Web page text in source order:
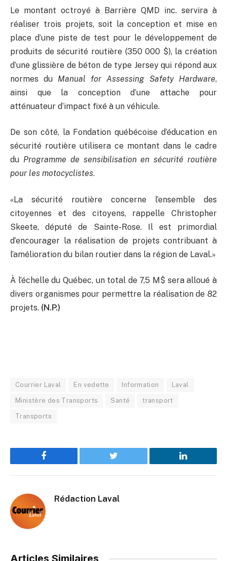
Le montant octroyé à Barrière QMD inc. servira à
réaliser trois projets, soit la conception et mise en
place d’une piste de test pour le développement de
produits de sécurité routière (350 000 $), la création
d’une glissière de béton de type Jersey qui répond aux
normes du Manual for Assessing Safety Hardware,
ainsi que la conception d’une attache pour
atténuateur d’impact fixé à un véhicule.
De son côté, la Fondation québécoise d’éducation en
sécurité routière utilisera ce montant dans le cadre
du Programme de sensibilisation en sécurité routière
pour les motocyclistes.
«La sécurité routière concerne l’ensemble des
citoyennes et des citoyens, rappelle Christopher
Skeete, député de Sainte-Rose. Il est primordial
d’encourager la réalisation de projets contribuant à
l’amélioration du bilan routier dans la région de Laval.»
À l’échelle du Québec, un total de 7,5 M$ sera alloué à
divers organismes pour permettre la réalisation de 82
projets. (N.P.)
Courrier Laval En vedette Information Laval
Ministère des Transports Santé transport
Transports
Facebook Twitter LinkedIn
Rédaction Laval